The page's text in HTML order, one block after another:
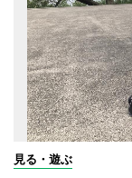
見る・遊ぶ